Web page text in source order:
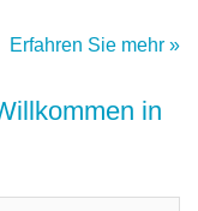
Erfahren Sie mehr »
in